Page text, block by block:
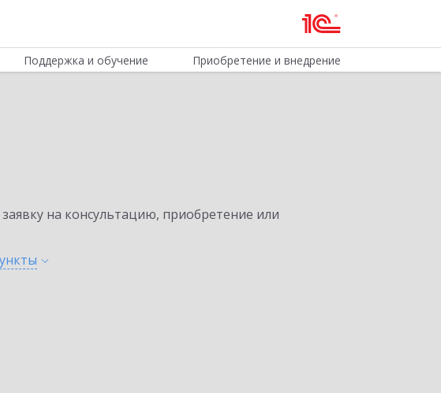
Поддержка и обучение Приобретение и внедрение
на консультацию, приобретение или